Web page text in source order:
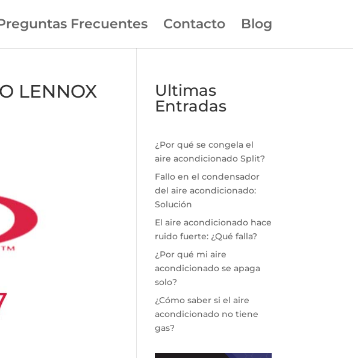
Frecuentes Contacto Blog
LENNOX
Ultimas
Entradas
¿Por qué se congela el
aire acondicionado Split?
Fallo en el condensador
del aire acondicionado:
Solución
El aire acondicionado hace
ruido fuerte: ¿Qué falla?
¿Por qué mi aire
acondicionado se apaga
solo?
¿Cómo saber si el aire
acondicionado no tiene
gas?